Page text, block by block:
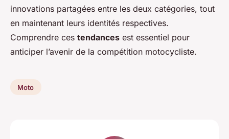
innovations partagées entre les deux catégories, tout
en maintenant leurs identités respectives.
Comprendre ces tendances est essentiel pour
anticiper l’avenir de la compétition motocycliste.
Moto